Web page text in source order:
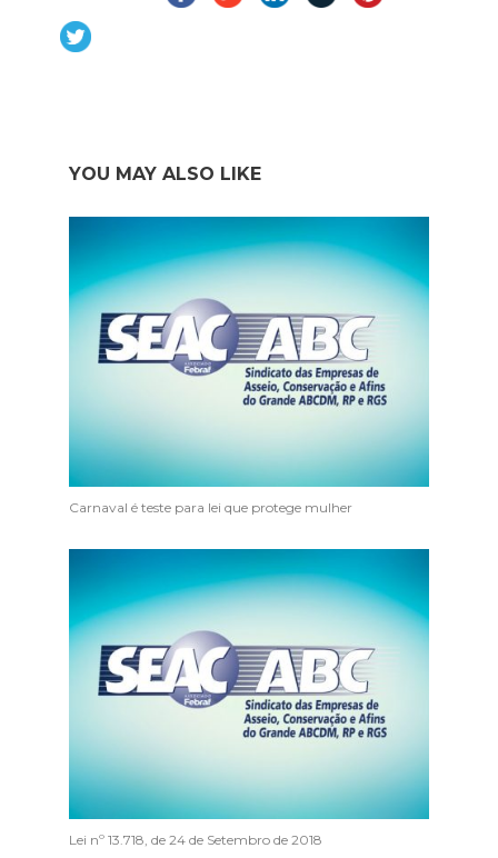
YOU MAY ALSO LIKE
Carnaval é teste para lei que protege mulher
Lei nº 13.718, de 24 de Setembro de 2018